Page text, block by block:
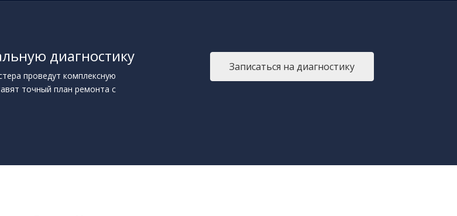
диагностику
проведут комплексную
точный план ремонта с
Записаться на диагностику